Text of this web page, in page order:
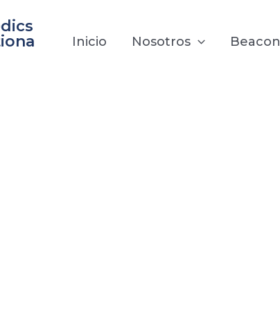
Inicio Nosotros Beacon